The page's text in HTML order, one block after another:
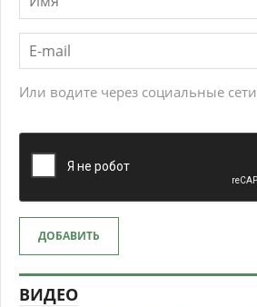
Или водите через социальные сети
ДОБАВИТЬ
ВИДЕО